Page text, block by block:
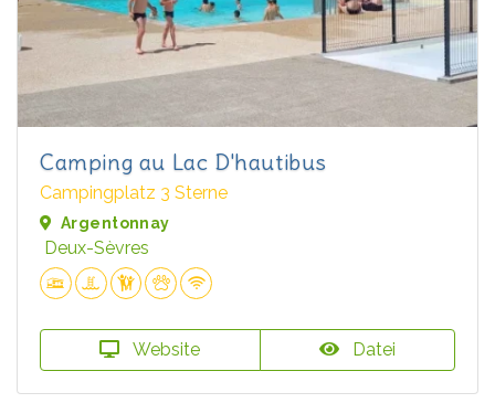
Camping au Lac D'hautibus
Campingplatz 3 Sterne
Argentonnay
Deux-Sèvres
Website Datei